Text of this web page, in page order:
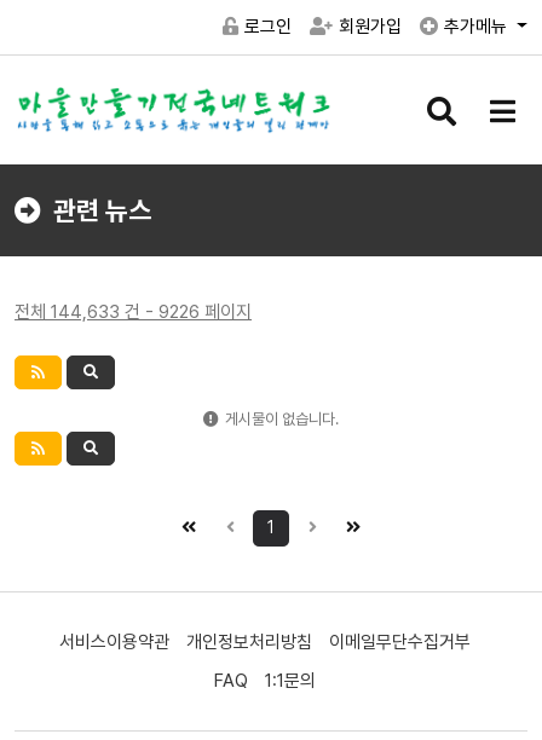
로그인 회원가입 추가메뉴
검
버
메
버
관련 뉴스
전체 144,633 건 - 9226 페이지
게시물이 없습니다.
1
서비스이용약관 개인정보처리방침
이메일무단수집거부
FAQ
1:1문의